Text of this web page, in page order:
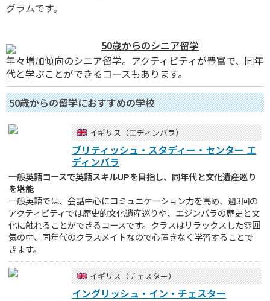
グラムです。
50歳からのシニア留学
年々増加傾向のシニア留学。アクティビティが豊富で、同年
代と学ぶことができるコースもあります。
50歳からの留学におすすめの学校
イギリス（エディンバラ）
ブリティッシュ・スタディー・センター エ
ディンバラ
一般英語コースで英語スキルUPを目指し、同年代と文化遺産巡り
を堪能
一般英語では、会話中心にコミュニケーション力を高め、週3回の
アクティビティでは歴史的文化遺産巡りや、エジンバラの歴史と文
化に触れることができるコースです。クラスはリラックスした雰囲
気の中、同年代のクラスメイトなので心置きなく学習することで
きます。
イギリス（チェスター）
イングリッシュ・イン・チェスター